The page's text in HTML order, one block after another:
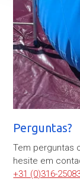
Perguntas?
Tem perguntas
hesite em
+31 (0)316-